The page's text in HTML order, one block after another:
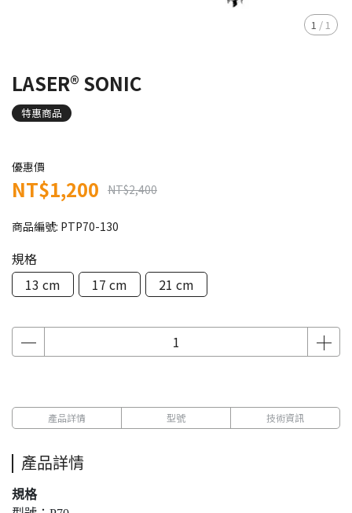
1 / 1
LASER® SONIC
特惠商品
優惠價
NT$1,200 NT$2,400
商品編號: PTP70-130
規格
13 cm
17 cm 21 cm
產品詳情 型號 技術資訊
產品詳情
規格